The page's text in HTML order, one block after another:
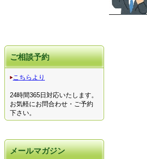
ご相談予約
こちらより
24時間365日対応いたします。
お気軽にお問合わせ・ご予約
下さい。
メールマガジン